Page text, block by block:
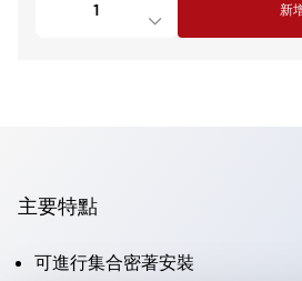
新
主要特點
可進行集合密著安裝